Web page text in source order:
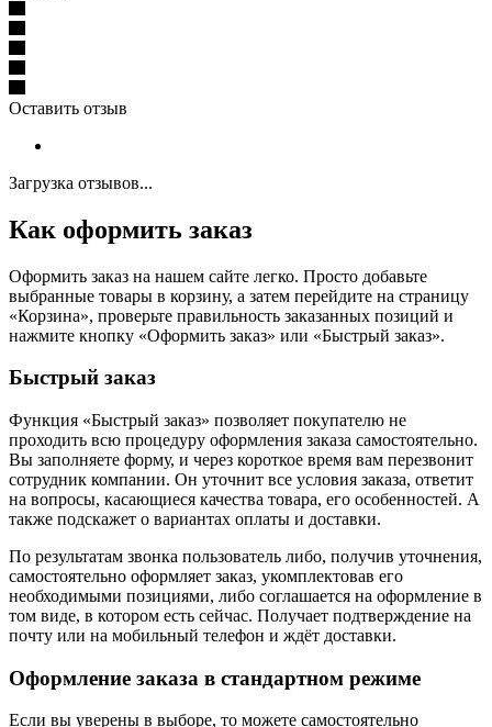
Оставить отзыв
Загрузка отзывов...
Как оформить заказ
Оформить заказ на нашем сайте легко. Просто добавьте
выбранные товары в корзину, а затем перейдите на страницу
«Корзина», проверьте правильность заказанных позиций и
нажмите кнопку «Оформить заказ» или «Быстрый заказ».
Быстрый заказ
Функция «Быстрый заказ» позволяет покупателю не
проходить всю процедуру оформления заказа самостоятельно.
Вы заполняете форму, и через короткое время вам перезвонит
сотрудник компании. Он уточнит все условия заказа, ответит
на вопросы, касающиеся качества товара, его особенностей. А
также подскажет о вариантах оплаты и доставки.
По результатам звонка пользователь либо, получив уточнения,
самостоятельно оформляет заказ, укомплектовав его
необходимыми позициями, либо соглашается на оформление в
том виде, в котором есть сейчас. Получает подтверждение на
почту или на мобильный телефон и ждёт доставки.
Оформление заказа в стандартном режиме
Если вы уверены в выборе, то можете самостоятельно